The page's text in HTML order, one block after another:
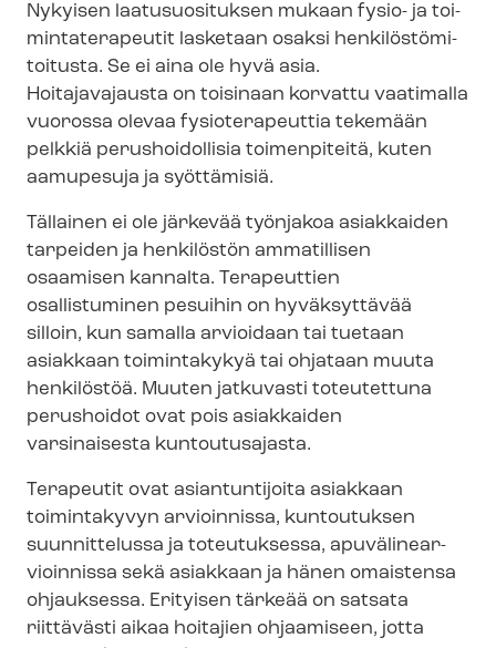
Nykyisen laatusuosituksen mukaan fysio- ja toi­
min­ta­te­ra­peu­tit lasketaan osaksi hen­ki­lös­tö­mi­
toi­tus­ta. Se ei aina ole hyvä asia.
Hoitajavajausta on toisinaan korvattu vaatimalla
vuorossa olevaa fysioterapeuttia tekemään
pelkkiä perushoidollisia toimenpiteitä, kuten
aamupesuja ja syöttämisiä.
Tällainen ei ole järkevää työnjakoa asiakkaiden
tarpeiden ja henkilöstön ammatillisen
osaamisen kannalta. Terapeuttien
osallistuminen pesuihin on hyväksyttävää
silloin, kun samalla arvioidaan tai tuetaan
asiakkaan toimintakykyä tai ohjataan muuta
henkilöstöä. Muuten jatkuvasti toteutettuna
perushoidot ovat pois asiakkaiden
varsinaisesta kuntoutusajasta.
Terapeutit ovat asiantuntijoita asiakkaan
toimintakyvyn arvioinnissa, kuntoutuksen
suunnittelussa ja toteutuksessa, apu­vä­li­near­
vioin­nis­sa sekä asiakkaan ja hänen omaistensa
ohjauksessa. Erityisen tärkeää on satsata
riittävästi aikaa hoitajien ohjaamiseen, jotta